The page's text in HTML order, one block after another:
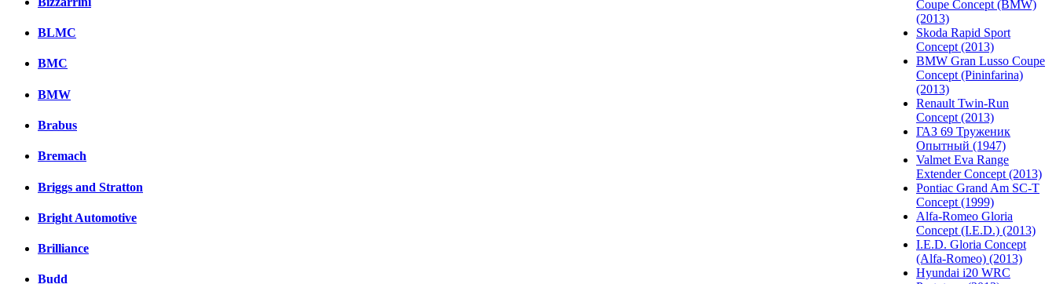
BLMC
BMC
BMW
Brabus
Bremach
Briggs and Stratton
Bright Automotive
Brilliance
Budd
Coupe Concept (BMW)
(2013)
Skoda Rapid Sport
Concept (2013)
BMW Gran Lusso Coupe
Concept (Pininfarina)
(2013)
Renault Twin-Run
Concept (2013)
ГАЗ 69 Труженик
Опытный (1947)
Valmet Eva Range
Extender Concept (2013)
Pontiac Grand Am SC-T
Concept (1999)
Alfa-Romeo Gloria
Concept (I.E.D.) (2013)
I.E.D. Gloria Concept
(Alfa-Romeo) (2013)
Hyundai i20 WRC